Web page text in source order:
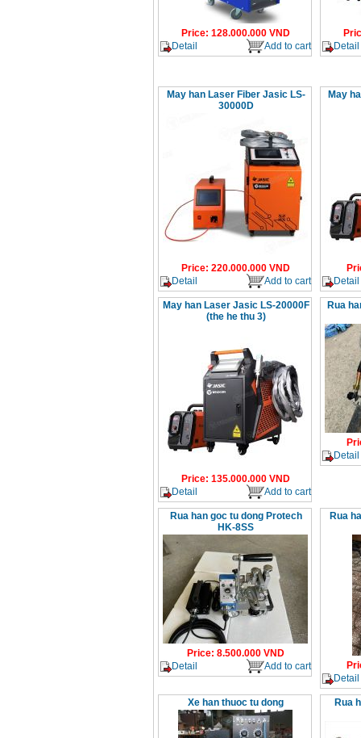
Price: 128.000.000 VND
Detail
Add to cart
Detail
May han Laser Fiber Jasic LS-
30000D
Price: 220.000.000 VND
Detail
Add to cart
May
Detail
May han Laser Jasic LS-20000F
(the he thu 3)
Price: 135.000.000 VND
Detail
Add to cart
Rua
Detail
Rua han goc tu dong Protech
HK-8SS
Price: 8.500.000 VND
Detail
Add to cart
Rua
Detail
Xe han thuoc tu dong Rua